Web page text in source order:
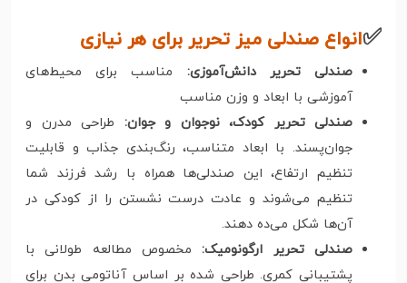
✅انواع صندلی میز تحریر برای هر نیازی
صندلی تحریر دانش‌آموزی: مناسب برای محیط‌های
آموزشی با ابعاد و وزن مناسب
صندلی تحریر کودک، نوجوان و جوان: طراحی مدرن و
جوان‌پسند. با ابعاد متناسب، رنگ‌بندی جذاب و قابلیت
تنظیم ارتفاع، این صندلی‌ها همراه با رشد فرزند شما
تنظیم می‌شوند و عادت درست نشستن را از کودکی در
آن‌ها شکل می‌ده دهند.
صندلی تحریر ارگونومیک: مخصوص مطالعه طولانی با
پشتیبانی کمری. طراحی شده بر اساس آناتومی بدن برای